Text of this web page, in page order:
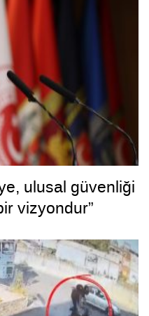
ulusal güvenliği
vizyondur”